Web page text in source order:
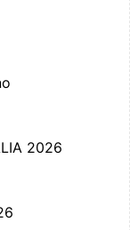
2026